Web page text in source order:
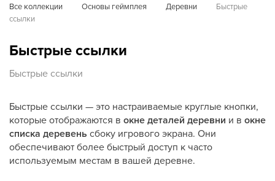
Все коллекции Основы геймплея Деревни
Быстрые
ссылки
Быстрые ссылки
Быстрые ссылки
Быстрые ссылки — это настраиваемые круглые кнопки,
которые отображаются в окне деталей деревни и в окне
списка деревень сбоку игрового экрана. Они
обеспечивают более быстрый доступ к часто
используемым местам в вашей деревне.